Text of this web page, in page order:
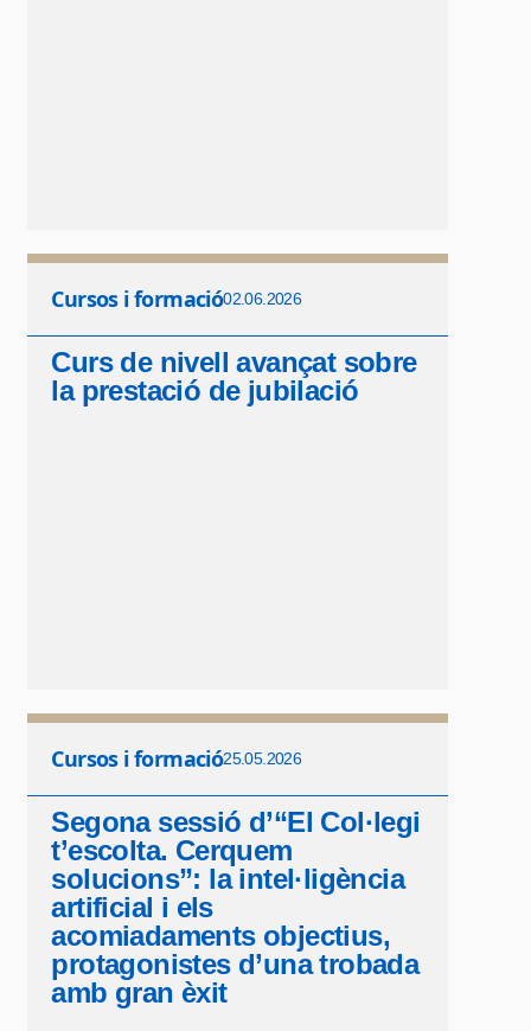
Cursos i formació02.06.2026
Curs de nivell avançat sobre
la prestació de jubilació
Cursos i formació25.05.2026
Segona sessió d’“El Col·legi
t’escolta. Cerquem
solucions”: la intel·ligència
artificial i els
acomiadaments objectius,
protagonistes d’una trobada
amb gran èxit